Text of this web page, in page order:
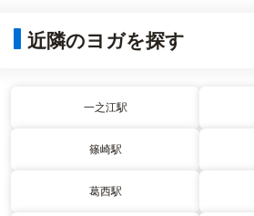
近隣のヨガを探す
一之江駅
篠崎駅
葛西駅